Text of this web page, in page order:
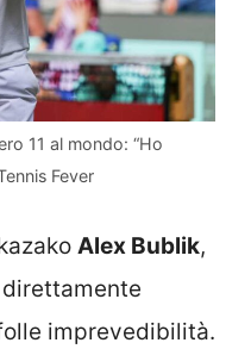
11 al mondo: “Ho
Fever
Alex Bublik,
imprevedibilità.